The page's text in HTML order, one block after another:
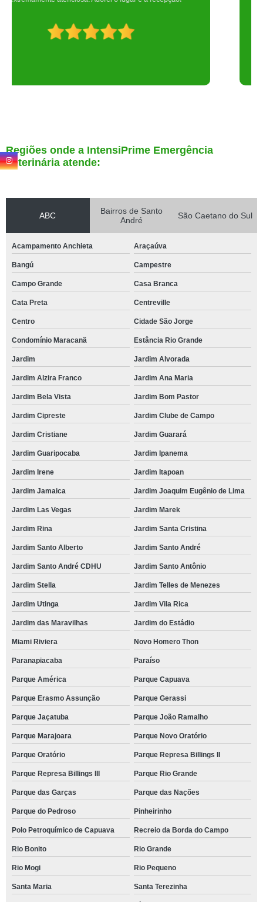
Regiões onde a IntensiPrime Emergência
Veterinária atende:
ABC
Bairros de Santo
André
São Caetano do Sul
Acampamento Anchieta Araçaúva
Bangú Campestre
Campo Grande Casa Branca
Cata Preta Centreville
Centro Cidade São Jorge
Condomínio Maracanã Estância Rio Grande
Jardim Jardim Alvorada
Jardim Alzira Franco Jardim Ana Maria
Jardim Bela Vista Jardim Bom Pastor
Jardim Cipreste Jardim Clube de Campo
Jardim Cristiane Jardim Guarará
Jardim Guaripocaba Jardim Ipanema
Jardim Irene Jardim Itapoan
Jardim Jamaica Jardim Joaquim Eugênio de Lima
Jardim Las Vegas Jardim Marek
Jardim Rina Jardim Santa Cristina
Jardim Santo Alberto Jardim Santo André
Jardim Santo André CDHU Jardim Santo Antônio
Jardim Stella Jardim Telles de Menezes
Jardim Utinga Jardim Vila Rica
Jardim das Maravilhas Jardim do Estádio
Miami Riviera Novo Homero Thon
Paranapiacaba Paraíso
Parque América Parque Capuava
Parque Erasmo Assunção Parque Gerassi
Parque Jaçatuba Parque João Ramalho
Parque Marajoara Parque Novo Oratório
Parque Oratório Parque Represa Billings II
Parque Represa Billings III Parque Rio Grande
Parque das Garças Parque das Nações
Parque do Pedroso Pinheirinho
Polo Petroquímico de Capuava Recreio da Borda do Campo
Rio Bonito Rio Grande
Rio Mogi Rio Pequeno
Santa Maria Santa Terezinha